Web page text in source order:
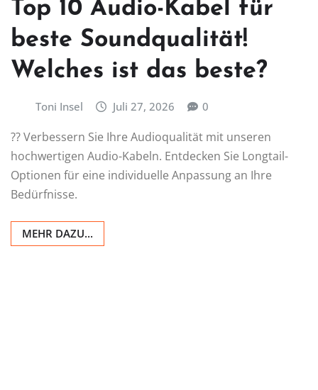
Top 10 Audio-Kabel für
beste Soundqualität!
Welches ist das beste?
Toni Insel Juli 27, 2026 0
?? Verbessern Sie Ihre Audioqualität mit unseren
hochwertigen Audio-Kabeln. Entdecken Sie Longtail-
Optionen für eine individuelle Anpassung an Ihre
Bedürfnisse.
MEHR DAZU...